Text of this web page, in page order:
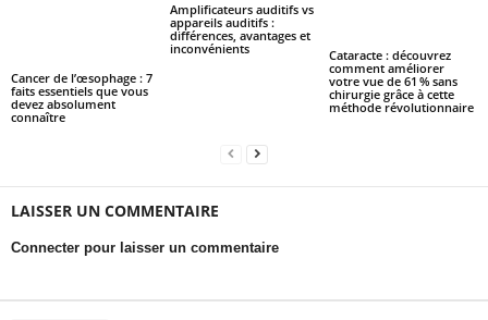
Cancer de l’œsophage : 7
faits essentiels que vous
devez absolument
connaître
Amplificateurs auditifs vs
appareils auditifs :
différences, avantages et
inconvénients
Cataracte : découvrez
comment améliorer
votre vue de 61 % sans
chirurgie grâce à cette
méthode révolutionnaire
LAISSER UN COMMENTAIRE
Connecter pour laisser un commentaire